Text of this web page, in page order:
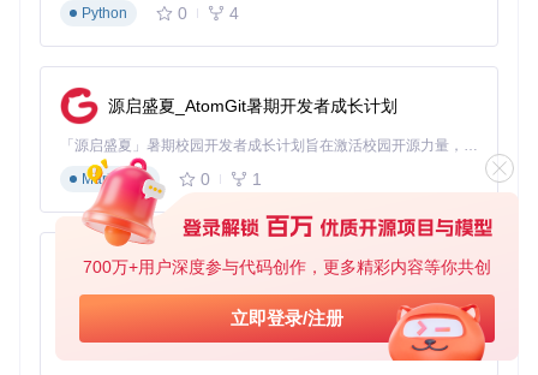
700万+用户深度参与代码创作，更多精彩内容等你共创
立即登录/注册
项目地址：
https://gitcode.com/gh_mirrors/ge/Georgia-
ReBORN
Python
0 4
源启盛夏_AtomGit暑期开发者成长计划
「源启盛夏」暑期校园开发者成长计划旨在激活校园开源力量，通过积分激励、认证扶持、资源倾斜等形式，引导高校组织和开发者完成「入驻 — 建项目 — 做贡献 — 获认证 — 得资源」的完整闭环。无论你是想带领社团入驻平台的组织者，还是希望用代码贡献证明自己的开发者，都能在这里找到属于你的成长路径。
Markdown
0 1
py-xiaozhi
基于Python的Xiaozhi AI，适用于想要完整Xiaozhi体验而无需拥有专用硬件的用户。
Python
0 1